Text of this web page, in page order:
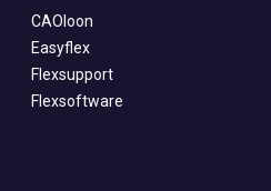
CAOloon
Easyflex
Flexsupport
Flexsoftware
zoeken